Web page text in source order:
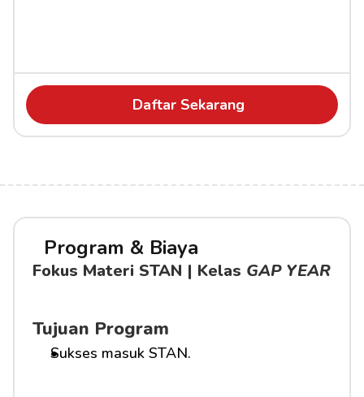
Daftar Sekarang
Program & Biaya
Fokus Materi STAN | Kelas GAP YEAR
Tujuan Program
Sukses masuk STAN.